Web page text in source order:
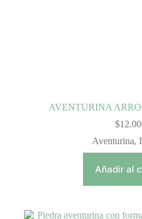
AVENTURINA
$
Aventurina,
Añadir al